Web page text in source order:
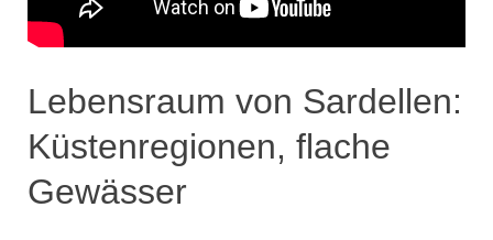
Lebensraum von Sardellen:
Küstenregionen, flache
Gewässer